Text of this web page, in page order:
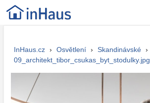
InHaus.cz › Osvětlení › Skandinávské ›
09_architekt_tibor_csukas_byt_stodulky.jpg